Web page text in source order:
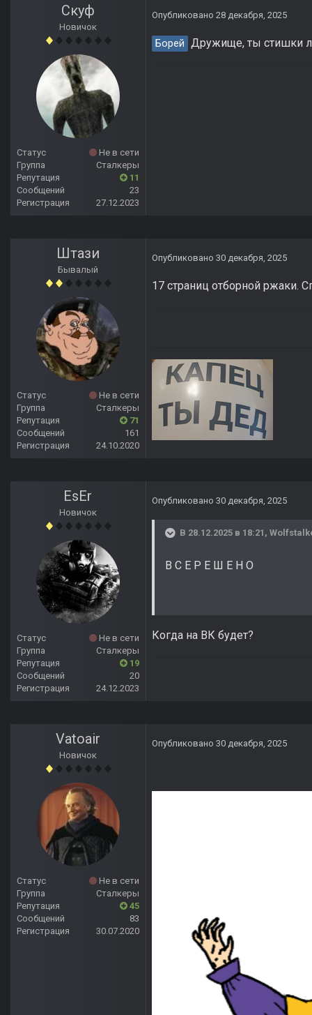
Скуф
Новичок
Статус
Не в сети
Группа
Сталкеры
Репутация
11
Сообщений
23
Регистрация
27.12.2023
Опубликовано 28 декабря, 2025
Борей Дружище, ты стишки
Штази
Бывалый
Статус
Не в сети
Группа
Сталкеры
Репутация
71
Сообщений
161
Регистрация
24.10.2020
Опубликовано 30 декабря, 2025
17 страниц отборной ржаки.
EsEr
Новичок
Статус
Не в сети
Группа
Сталкеры
Репутация
19
Сообщений
20
Регистрация
24.12.2023
Опубликовано 30 декабря, 2025
В 28.12.2025 в 18:21,
В С Е Р Е Ш Е Н О
Когда на ВК будет?
Vatoair
Новичок
Статус
Не в сети
Группа
Сталкеры
Репутация
45
Сообщений
83
Регистрация
30.07.2020
Опубликовано 30 декабря, 2025